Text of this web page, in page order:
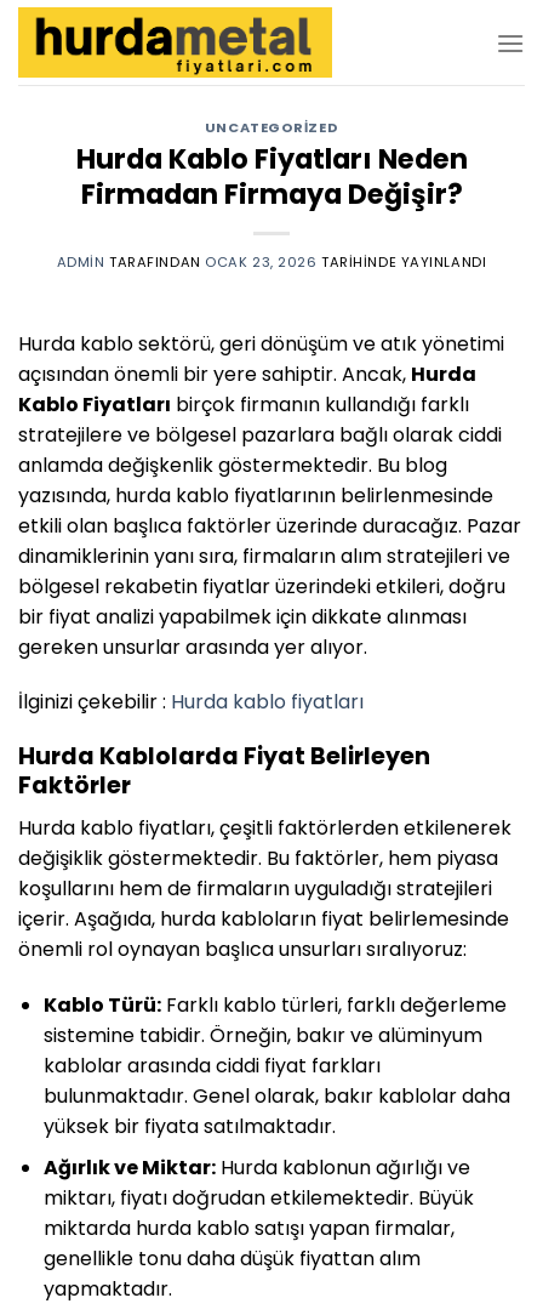
İçeriğe
UNCATEGORIZED
Hurda Kablo Fiyatları Neden
Firmadan Firmaya Değişir?
ADMIN TARAFINDAN OCAK 23, 2026 TARIHINDE YAYINLANDI
Hurda kablo sektörü, geri dönüşüm ve atık yönetimi
açısından önemli bir yere sahiptir. Ancak, Hurda
Kablo Fiyatları birçok firmanın kullandığı farklı
stratejilere ve bölgesel pazarlara bağlı olarak ciddi
anlamda değişkenlik göstermektedir. Bu blog
yazısında, hurda kablo fiyatlarının belirlenmesinde
etkili olan başlıca faktörler üzerinde duracağız. Pazar
dinamiklerinin yanı sıra, firmaların alım stratejileri ve
bölgesel rekabetin fiyatlar üzerindeki etkileri, doğru
bir fiyat analizi yapabilmek için dikkate alınması
gereken unsurlar arasında yer alıyor.
İlginizi çekebilir : Hurda kablo fiyatları
Hurda Kablolarda Fiyat Belirleyen
Faktörler
Hurda kablo fiyatları, çeşitli faktörlerden etkilenerek
değişiklik göstermektedir. Bu faktörler, hem piyasa
koşullarını hem de firmaların uyguladığı stratejileri
içerir. Aşağıda, hurda kabloların fiyat belirlemesinde
önemli rol oynayan başlıca unsurları sıralıyoruz:
Kablo Türü:Farklı kablo türleri, farklı değerleme
sistemine tabidir. Örneğin, bakır ve alüminyum
kablolar arasında ciddi fiyat farkları
bulunmaktadır. Genel olarak, bakır kablolar daha
yüksek bir fiyata satılmaktadır.
Ağırlık ve Miktar:Hurda kablonun ağırlığı ve
miktarı, fiyatı doğrudan etkilemektedir. Büyük
miktarda hurda kablo satışı yapan firmalar,
genellikle tonu daha düşük fiyattan alım
yapmaktadır.